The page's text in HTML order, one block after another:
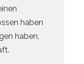
haben
haben,